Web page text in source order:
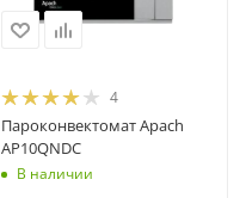
4
Пароконвектомат Apach
AP10QNDC
В наличии